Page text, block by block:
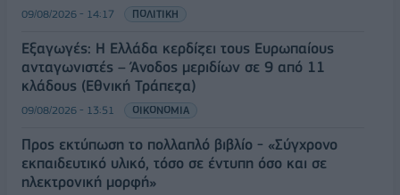
09/08/2026 - 14:17 ΠΟΛΙΤΙΚΗ
Εξαγωγές: Η Ελλάδα κερδίζει τους Ευρωπαίους
ανταγωνιστές – Άνοδος μεριδίων σε 9 από 11
κλάδους (Εθνική Τράπεζα)
09/08/2026 - 13:51 ΟΙΚΟΝΟΜΙΑ
Προς εκτύπωση το πολλαπλό βιβλίο - «Σύγχρονο
εκπαιδευτικό υλικό, τόσο σε έντυπη όσο και σε
ηλεκτρονική μορφή»